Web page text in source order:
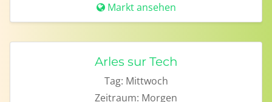
Markt ansehen
Arles sur Tech
Tag: Mittwoch
Zeitraum: Morgen